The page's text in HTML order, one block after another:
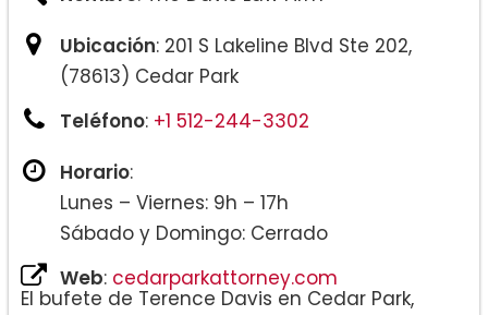
Ubicación: 201 S Lakeline Blvd Ste 202,
(78613) Cedar Park
Teléfono: +1 512-244-3302
Horario:
Lunes – Viernes: 9h – 17h
Sábado y Domingo: Cerrado
Web: cedarparkattorney.com
El bufete de Terence Davis en Cedar Park,